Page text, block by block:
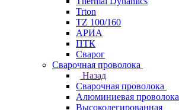
Trton
TZ 100/160
АРИА
ПТК
Сварог
Сварочная проволока
Назад
Сварочная проволока
Алюминиевая проволока
Высоколегированная